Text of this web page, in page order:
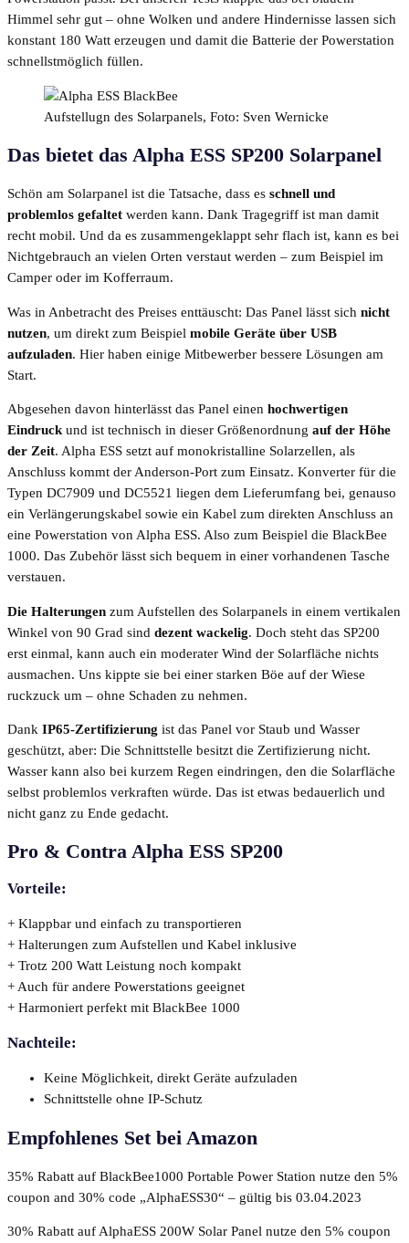
Himmel sehr gut – ohne Wolken und andere Hindernisse lassen sich
konstant 180 Watt erzeugen und damit die Batterie der Powerstation
schnellstmöglich füllen.
Aufstellugn des Solarpanels, Foto: Sven Wernicke
Das bietet das Alpha ESS SP200 Solarpanel
Schön am Solarpanel ist die Tatsache, dass es schnell und
problemlos gefaltet werden kann. Dank Tragegriff ist man damit
recht mobil. Und da es zusammengeklappt sehr flach ist, kann es bei
Nichtgebrauch an vielen Orten verstaut werden – zum Beispiel im
Camper oder im Kofferraum.
Was in Anbetracht des Preises enttäuscht: Das Panel lässt sich nicht
nutzen, um direkt zum Beispiel mobile Geräte über USB
aufzuladen. Hier haben einige Mitbewerber bessere Lösungen am
Start.
Abgesehen davon hinterlässt das Panel einen hochwertigen
Eindruck und ist technisch in dieser Größenordnung auf der Höhe
der Zeit. Alpha ESS setzt auf monokristalline Solarzellen, als
Anschluss kommt der Anderson-Port zum Einsatz. Konverter für die
Typen DC7909 und DC5521 liegen dem Lieferumfang bei, genauso
ein Verlängerungskabel sowie ein Kabel zum direkten Anschluss an
eine Powerstation von Alpha ESS. Also zum Beispiel die BlackBee
1000. Das Zubehör lässt sich bequem in einer vorhandenen Tasche
verstauen.
Die Halterungen zum Aufstellen des Solarpanels in einem vertikalen
Winkel von 90 Grad sind dezent wackelig. Doch steht das SP200
erst einmal, kann auch ein moderater Wind der Solarfläche nichts
ausmachen. Uns kippte sie bei einer starken Böe auf der Wiese
ruckzuck um – ohne Schaden zu nehmen.
Dank IP65-Zertifizierung ist das Panel vor Staub und Wasser
geschützt, aber: Die Schnittstelle besitzt die Zertifizierung nicht.
Wasser kann also bei kurzem Regen eindringen, den die Solarfläche
selbst problemlos verkraften würde. Das ist etwas bedauerlich und
nicht ganz zu Ende gedacht.
Pro & Contra Alpha ESS SP200
Vorteile:
+ Klappbar und einfach zu transportieren
+ Halterungen zum Aufstellen und Kabel inklusive
+ Trotz 200 Watt Leistung noch kompakt
+ Auch für andere Powerstations geeignet
+ Harmoniert perfekt mit BlackBee 1000
Nachteile:
Keine Möglichkeit, direkt Geräte aufzuladen
Schnittstelle ohne IP-Schutz
Empfohlenes Set bei Amazon
35% Rabatt auf BlackBee1000 Portable Power Station nutze den 5%
coupon and 30% code „AlphaESS30“ – gültig bis 03.04.2023
30% Rabatt auf AlphaESS 200W Solar Panel nutze den 5% coupon